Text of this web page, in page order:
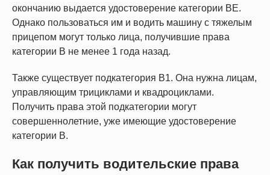
окончанию выдается удостоверение категории BE.
Однако пользоваться им и водить машину с тяжелым
прицепом могут только лица, получившие права
категории B не менее 1 года назад.
Также существует подкатегория В1. Она нужна лицам,
управляющим трициклами и квадроциклами.
Получить права этой подкатегории могут
совершеннолетние, уже имеющие удостоверение
категории В.
Как получить водительские права